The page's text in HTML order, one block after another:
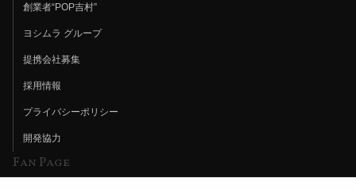
創業者“POP吉村”
ヨシムラ グループ
提携会社募集
採用情報
プライバシーポリシー
開発協力
Fan Page